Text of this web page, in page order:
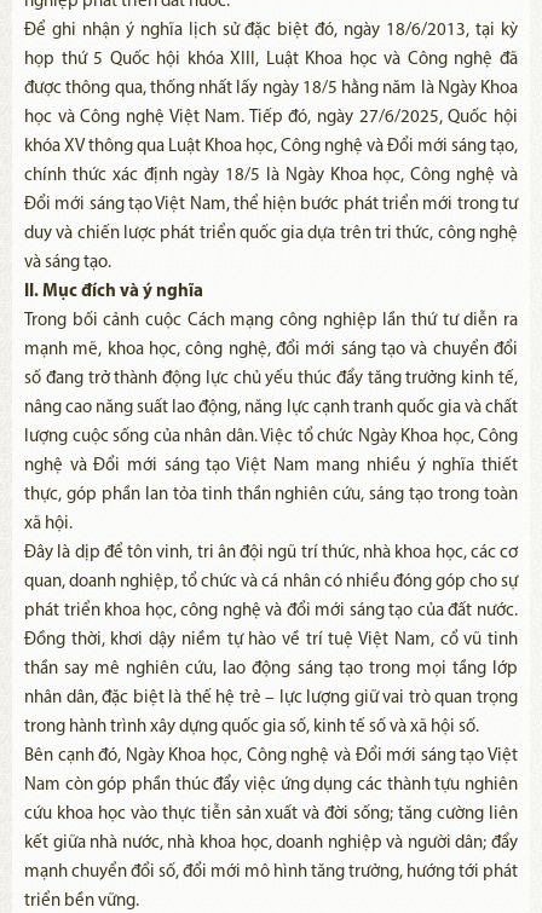
Để ghi nhận ý nghĩa lịch sử đặc biệt đó, ngày 18/6/2013, tại kỳ
họp thứ 5 Quốc hội khóa XIII, Luật Khoa học và Công nghệ đã
được thông qua, thống nhất lấy ngày 18/5 hằng năm là Ngày Khoa
học và Công nghệ Việt Nam. Tiếp đó, ngày 27/6/2025, Quốc hội
khóa XV thông qua Luật Khoa học, Công nghệ và Đổi mới sáng tạo,
chính thức xác định ngày 18/5 là Ngày Khoa học, Công nghệ và
Đổi mới sáng tạo Việt Nam, thể hiện bước phát triển mới trong tư
duy và chiến lược phát triển quốc gia dựa trên tri thức, công nghệ
và sáng tạo.
II. Mục đích và ý nghĩa
Trong bối cảnh cuộc Cách mạng công nghiệp lần thứ tư diễn ra
mạnh mẽ, khoa học, công nghệ, đổi mới sáng tạo và chuyển đổi
số đang trở thành động lực chủ yếu thúc đẩy tăng trưởng kinh tế,
nâng cao năng suất lao động, năng lực cạnh tranh quốc gia và chất
lượng cuộc sống của nhân dân. Việc tổ chức Ngày Khoa học, Công
nghệ và Đổi mới sáng tạo Việt Nam mang nhiều ý nghĩa thiết
thực, góp phần lan tỏa tinh thần nghiên cứu, sáng tạo trong toàn
xã hội.
Đây là dịp để tôn vinh, tri ân đội ngũ trí thức, nhà khoa học, các cơ
quan, doanh nghiệp, tổ chức và cá nhân có nhiều đóng góp cho sự
phát triển khoa học, công nghệ và đổi mới sáng tạo của đất nước.
Đồng thời, khơi dậy niềm tự hào về trí tuệ Việt Nam, cổ vũ tinh
thần say mê nghiên cứu, lao động sáng tạo trong mọi tầng lớp
nhân dân, đặc biệt là thế hệ trẻ – lực lượng giữ vai trò quan trọng
trong hành trình xây dựng quốc gia số, kinh tế số và xã hội số.
Bên cạnh đó, Ngày Khoa học, Công nghệ và Đổi mới sáng tạo Việt
Nam còn góp phần thúc đẩy việc ứng dụng các thành tựu nghiên
cứu khoa học vào thực tiễn sản xuất và đời sống; tăng cường liên
kết giữa nhà nước, nhà khoa học, doanh nghiệp và người dân; đẩy
mạnh chuyển đổi số, đổi mới mô hình tăng trưởng, hướng tới phát
triển bền vững.